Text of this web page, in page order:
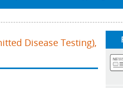
Disease Testing),